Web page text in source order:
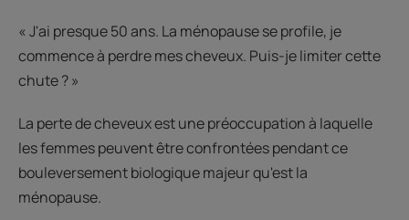
« J'ai presque 50 ans. La ménopause se profile, je
commence à perdre mes cheveux. Puis-je limiter cette
chute ? »
La perte de cheveux est une préoccupation à laquelle
les femmes peuvent être confrontées pendant ce
bouleversement biologique majeur qu'est la
ménopause.